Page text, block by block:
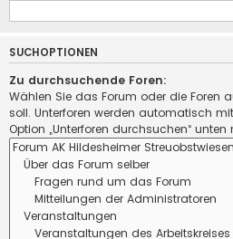
SUCHOPTIONEN
Zu durchsuchende Foren:
Wählen Sie das Forum oder die Foren
soll. Unterforen werden automatisch
Option „Unterforen durchsuchen“